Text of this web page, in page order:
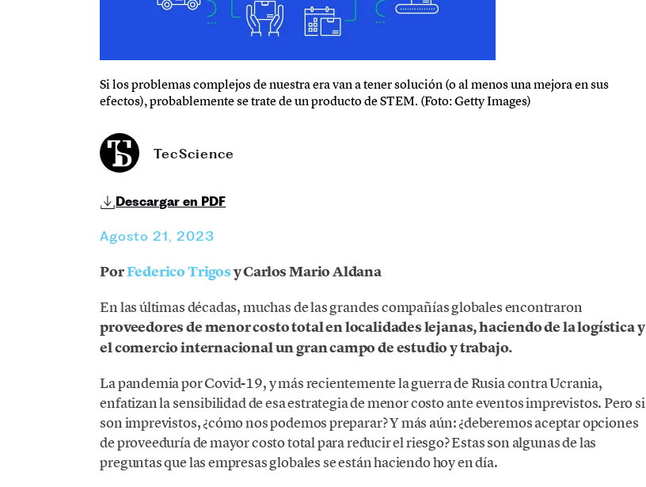
Si los problemas complejos de nuestra era van a tener solución (o al menos una mejora en sus
efectos), probablemente se trate de un producto de STEM. (Foto: Getty Images)
TecScience
Descargar en PDF
Agosto 21, 2023
PorFederico Trigosy Carlos Mario Aldana
En las últimas décadas, muchas de las grandes compañías globales encontraron
proveedores de menor costo total en localidades lejanas, haciendo de la logística y
el comercio internacional un gran campo de estudio y trabajo.
La pandemia por Covid-19, y más recientemente la guerra de Rusia contra Ucrania,
enfatizan la sensibilidad de esa estrategia de menor costo ante eventos imprevistos. Pero si
son imprevistos, ¿cómo nos podemos preparar? Y más aún: ¿deberemos aceptar opciones
de proveeduría de mayor costo total para reducir el riesgo? Estas son algunas de las
preguntas que las empresas globales se están haciendo hoy en día.